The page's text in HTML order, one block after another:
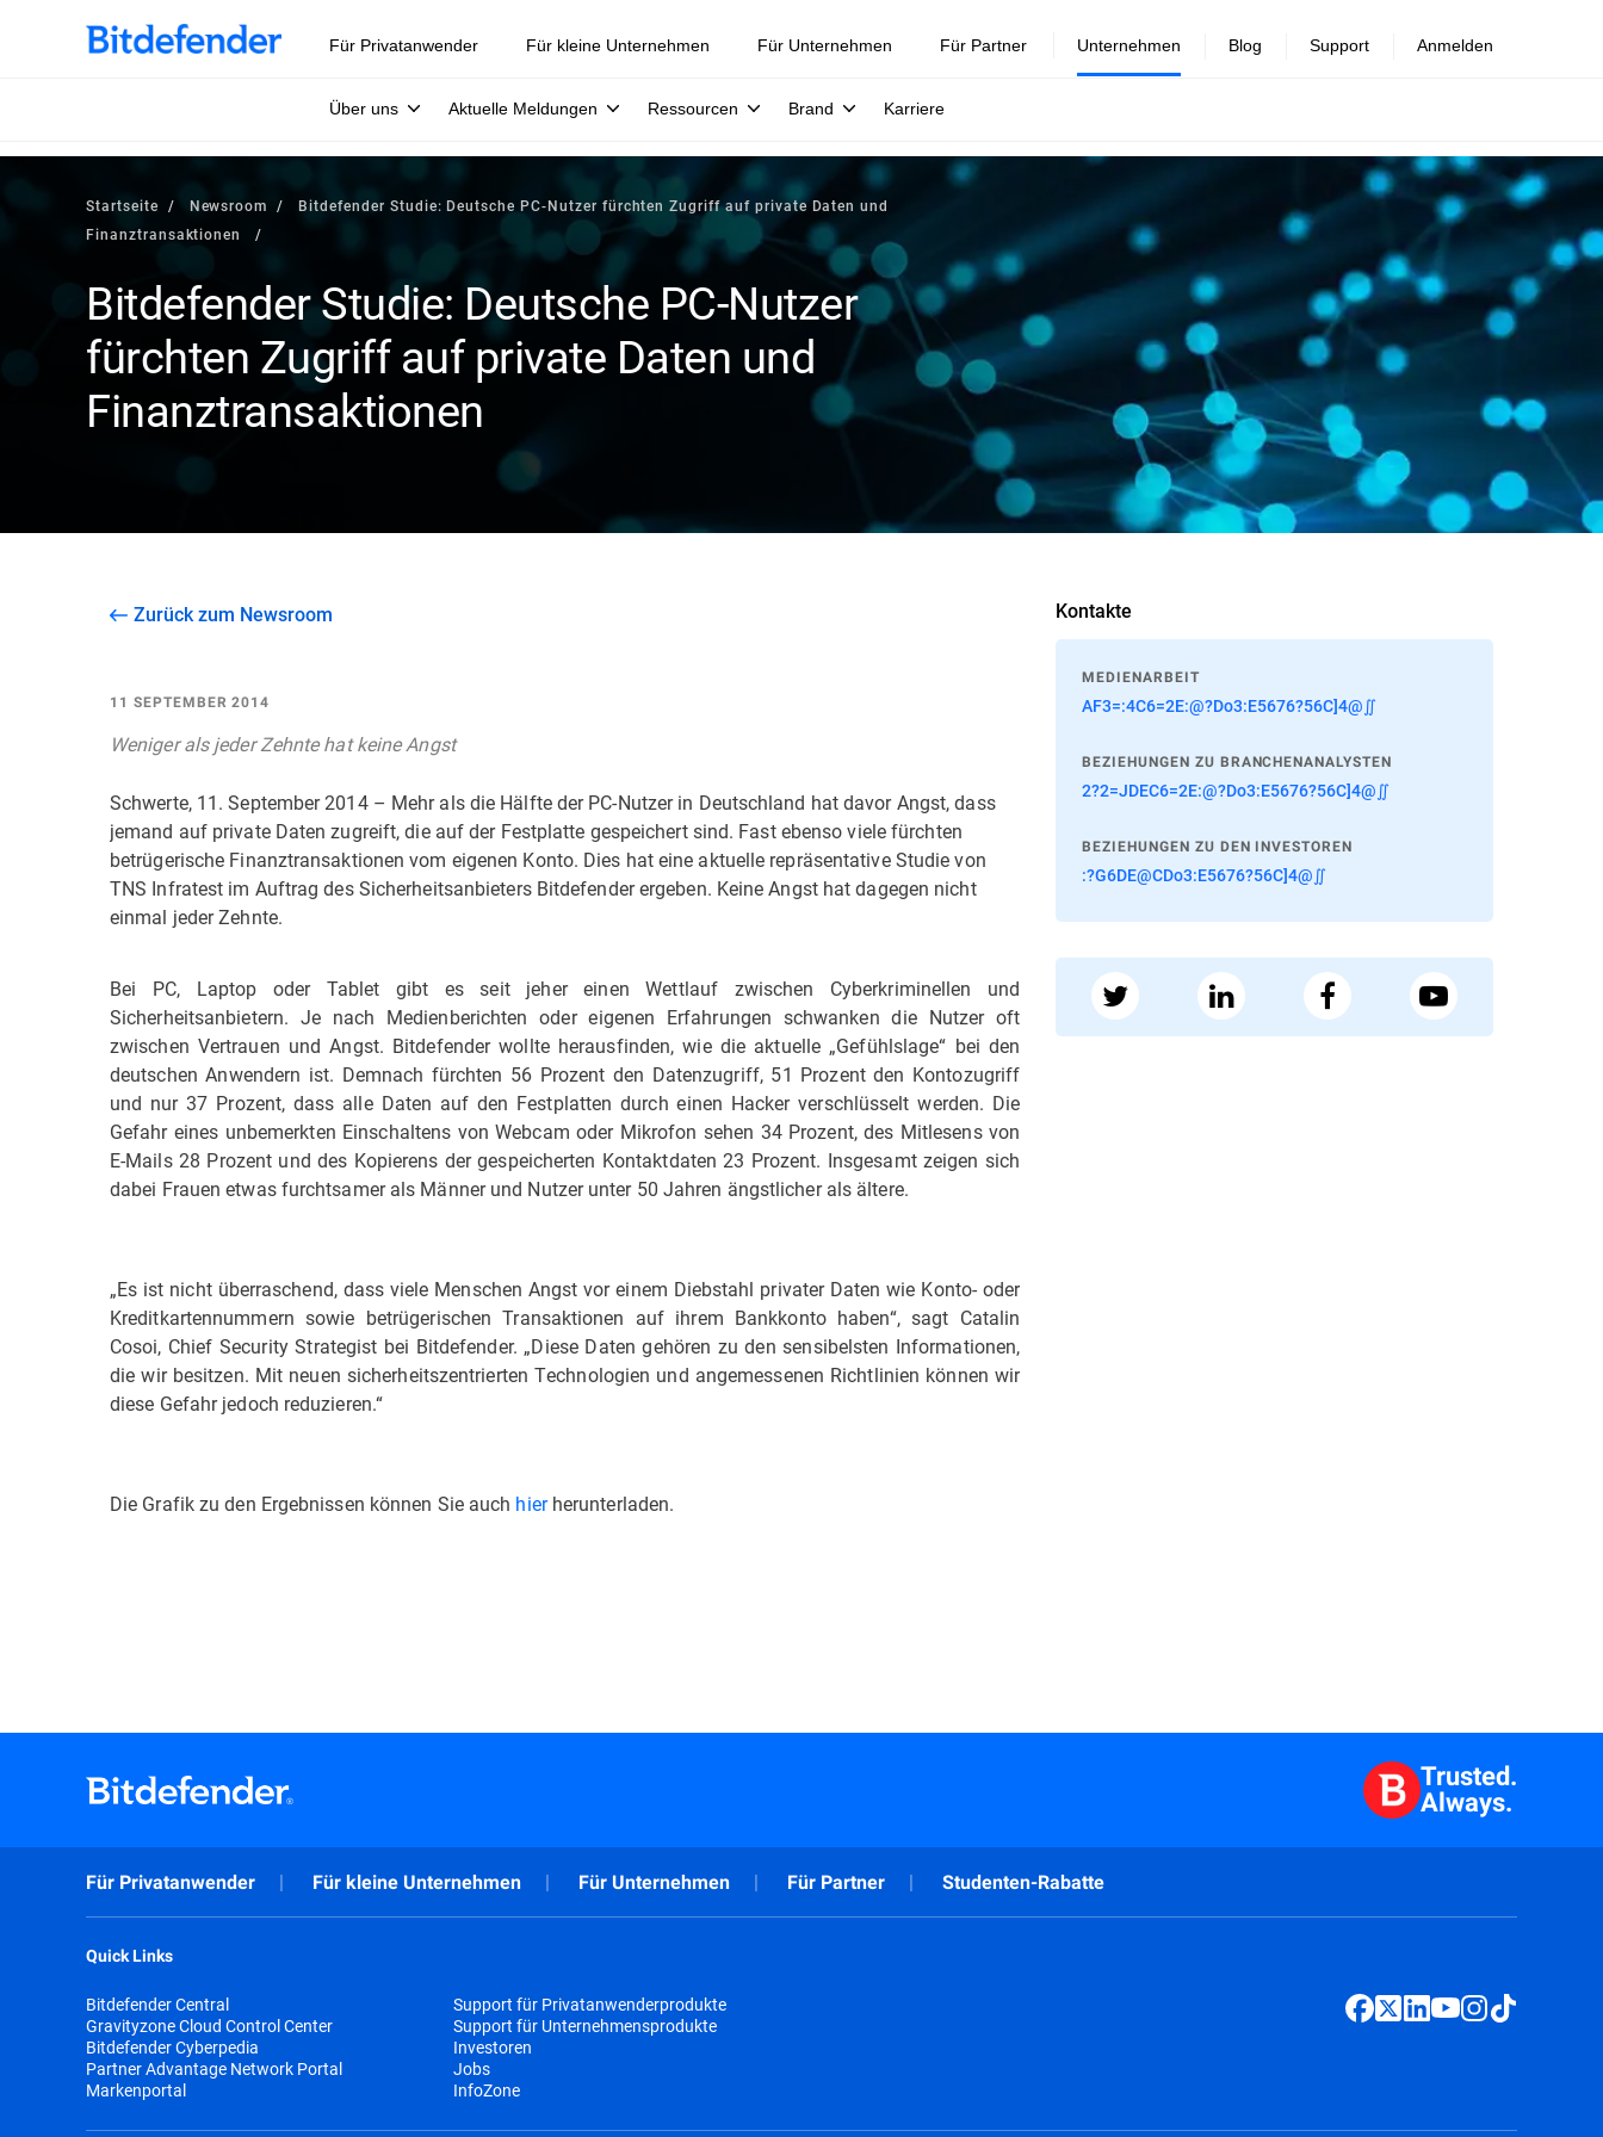
Für Privatanwender Für kleine Unternehmen Für Unternehmen Für Partner Unternehmen
Über uns Aktuelle Meldungen Ressourcen Brand Karriere
Blog Support Anmelden
Startseite Newsroom
Bitdefender Studie: Deutsche PC-Nutzer fürchten Zugriff auf private Daten und
Finanztransaktionen
Bitdefender Studie: Deutsche PC-Nutzer
fürchten Zugriff auf private Daten und
Finanztransaktionen
Zurück zum Newsroom
11 SEPTEMBER 2014
Weniger als jeder Zehnte hat keine Angst
Schwerte, 11. September 2014 – Mehr als die Hälfte der PC-Nutzer in Deutschland hat davor Angst, dass
jemand auf private Daten zugreift, die auf der Festplatte gespeichert sind. Fast ebenso viele fürchten
betrügerische Finanztransaktionen vom eigenen Konto. Dies hat eine aktuelle repräsentative Studie von
TNS Infratest im Auftrag des Sicherheitsanbieters Bitdefender ergeben. Keine Angst hat dagegen nicht
einmal jeder Zehnte.
Bei PC, Laptop oder Tablet gibt es seit jeher einen Wettlauf zwischen Cyberkriminellen und
Sicherheitsanbietern. Je nach Medienberichten oder eigenen Erfahrungen schwanken die Nutzer oft
zwischen Vertrauen und Angst. Bitdefender wollte herausfinden, wie die aktuelle „Gefühlslage“ bei den
deutschen Anwendern ist. Demnach fürchten 56 Prozent den Datenzugriff, 51 Prozent den Kontozugriff
und nur 37 Prozent, dass alle Daten auf den Festplatten durch einen Hacker verschlüsselt werden. Die
Gefahr eines unbemerkten Einschaltens von Webcam oder Mikrofon sehen 34 Prozent, des Mitlesens von
E-Mails 28 Prozent und des Kopierens der gespeicherten Kontaktdaten 23 Prozent. Insgesamt zeigen sich
dabei Frauen etwas furchtsamer als Männer und Nutzer unter 50 Jahren ängstlicher als ältere.
„Es ist nicht überraschend, dass viele Menschen Angst vor einem Diebstahl privater Daten wie Konto- oder
Kreditkartennummern sowie betrügerischen Transaktionen auf ihrem Bankkonto haben“, sagt Catalin
Cosoi, Chief Security Strategist bei Bitdefender. „Diese Daten gehören zu den sensibelsten Informationen,
die wir besitzen. Mit neuen sicherheitszentrierten Technologien und angemessenen Richtlinien können wir
diese Gefahr jedoch reduzieren.“
Die Grafik zu den Ergebnissen können Sie auch hierherunterladen.
Kontakte
MEDIENARBEIT
AF3=:4C6=2E:@?Do3:E5676?56C]4@∬
BEZIEHUNGEN ZU BRANCHENANALYSTEN
2?2=JDEC6=2E:@?Do3:E5676?56C]4@∬
BEZIEHUNGEN ZU DEN INVESTOREN
:?G6DE@CDo3:E5676?56C]4@∬
Trusted.
Always.
Für Privatanwender Für kleine Unternehmen Für Unternehmen Für Partner Studenten-Rabatte
Quick Links
Bitdefender Central
Gravityzone Cloud Control Center
Bitdefender Cyberpedia
Partner Advantage Network Portal
Markenportal
Support für Privatanwenderprodukte
Support für Unternehmensprodukte
Investoren
Jobs
InfoZone